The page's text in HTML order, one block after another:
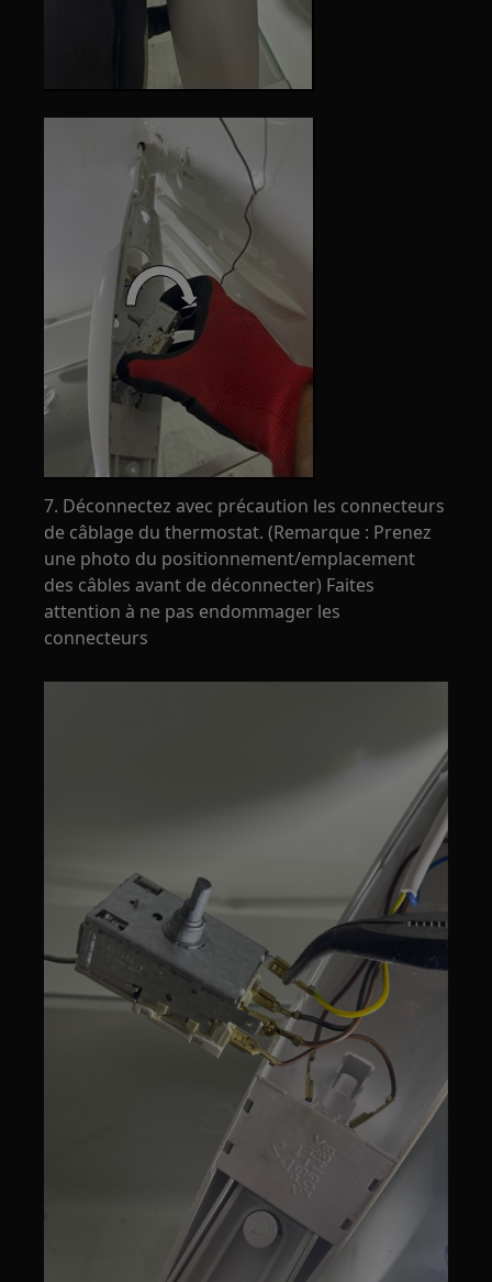
7. Déconnectez avec précaution les connecteurs
de câblage du thermostat. (Remarque : Prenez
une photo du positionnement/emplacement
des câbles avant de déconnecter) Faites
attention à ne pas endommager les
connecteurs